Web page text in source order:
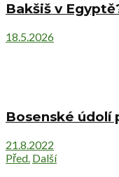
Bakšiš v
18.5.2026
Bosenské údolí
21.8.2022
Před. Další